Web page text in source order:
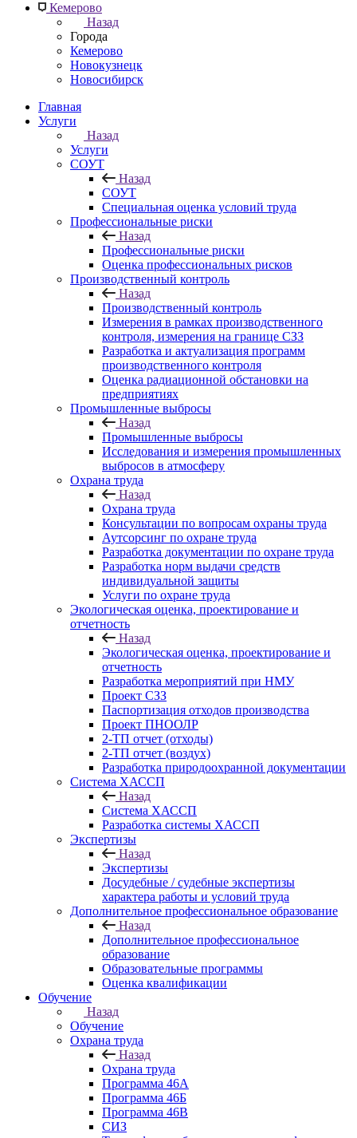
Кемерово
Назад
Города
Кемерово
Новокузнецк
Новосибирск
Главная
Услуги
Назад
Услуги
СОУТ
Назад
СОУТ
Специальная оценка условий труда
Профессиональные риски
Назад
Профессиональные риски
Оценка профессиональных рисков
Производственный контроль
Назад
Производственный контроль
Измерения в рамках производственного
контроля, измерения на границе СЗЗ
Разработка и актуализация программ
производственного контроля
Оценка радиационной обстановки на
предприятиях
Промышленные выбросы
Назад
Промышленные выбросы
Исследования и измерения промышленных
выбросов в атмосферу
Охрана труда
Назад
Охрана труда
Консультации по вопросам охраны труда
Аутсорсинг по охране труда
Разработка документации по охране труда
Разработка норм выдачи средств
индивидуальной защиты
Услуги по охране труда
Экологическая оценка, проектирование и
отчетность
Назад
Экологическая оценка, проектирование и
отчетность
Разработка мероприятий при НМУ
Проект СЗЗ
Паспортизация отходов производства
Проект ПНООЛР
2-ТП отчет (отходы)
2-ТП отчет (воздух)
Разработка природоохранной документации
Система ХАССП
Назад
Система ХАССП
Разработка системы ХАССП
Экспертизы
Назад
Экспертизы
Досудебные / судебные экспертизы
характера работы и условий труда
Дополнительное профессиональное образование
Назад
Дополнительное профессиональное
образование
Образовательные программы
Оценка квалификации
Обучение
Назад
Обучение
Охрана труда
Назад
Охрана труда
Программа 46А
Программа 46Б
Программа 46В
СИЗ